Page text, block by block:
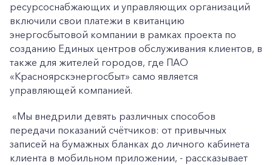
ресурсоснабжающих и управляющих организаций
включили свои платежи в квитанцию
энергосбытовой компании в рамках проекта по
созданию Единых центров обслуживания клиентов, в
также для жителей городов, где ПАО
«Красноярскэнергосбыт» само является
управляющей компанией.
«Мы внедрили девять различных способов
передачи показаний счётчиков: от привычных
записей на бумажных бланках до личного кабинета
клиента в мобильном приложении, - рассказывает